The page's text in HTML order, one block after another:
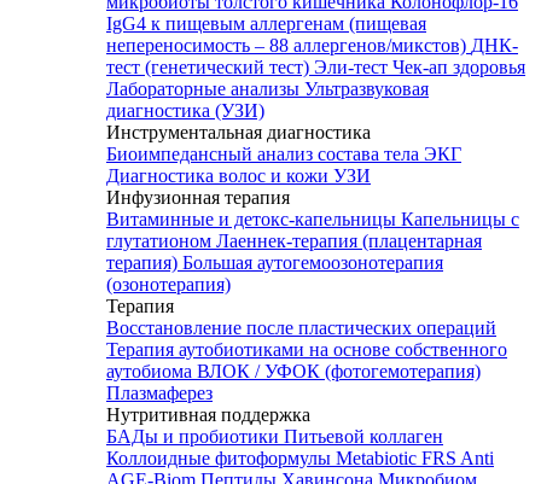
IgG4 к пищевым аллергенам (пищевая
непереносимость – 88 аллергенов/микстов) ДНК-
тест (генетический тест) Эли-тест Чек-ап здоровья
Лабораторные анализы Ультразвуковая
диагностика (УЗИ)
Инструментальная диагностика
Биоимпедансный анализ состава тела ЭКГ
Диагностика волос и кожи УЗИ
Инфузионная терапия
Витаминные и детокс-капельницы Капельницы с
глутатионом Лаеннек-терапия (плацентарная
терапия) Большая аутогемоозонотерапия
(озонотерапия)
Терапия
Восстановление после пластических операций
Терапия аутобиотиками на основе собственного
аутобиома ВЛОК / УФОК (фотогемотерапия)
Плазмаферез
Нутритивная поддержка
БАДы и пробиотики Питьевой коллаген
Коллоидные фитоформулы Metabiotic FRS Anti
AGE-Biom Пептиды Хавинсона Микробиом